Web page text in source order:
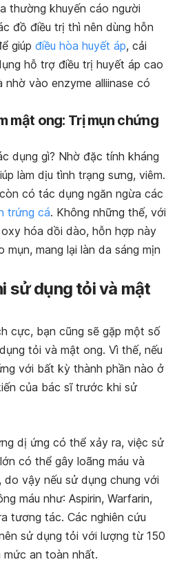
thường khuyến cáo người
đồ điều trị thì nên dùng hỗn
giúp điều hòa huyết áp, cải
hỗ trợ điều trị huyết áp cao
nhờ vào enzyme alliinase có
mật ong: Trị mụn chứng
dụng gì? Nhờ đặc tính kháng
làm dịu tình trạng sưng, viêm.
có tác dụng ngăn ngừa các
trứng cá. Không những thế, với
hóa dồi dào, hỗn hợp này
mụn, mang lại làn da sáng mịn
sử dụng tỏi và mật
cực, bạn cũng sẽ gặp một số
tỏi và mật ong. Vì thế, nếu
với bất kỳ thành phần nào ở
của bác sĩ trước khi sử
dị ứng có thể xảy ra, việc sử
có thể gây loãng máu và
vậy nếu sử dụng chung với
máu như: Aspirin, Warfarin,
tương tác. Các nghiên cứu
sử dụng tỏi với lượng từ 150
an toàn nhất.